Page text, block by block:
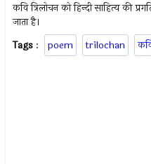
कवि त्रिलोचन को हिन्दी साहित्य की
जाता है।
Tags : poem trilochan